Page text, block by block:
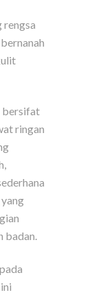
rengsa
bersifat
ringan
badan.